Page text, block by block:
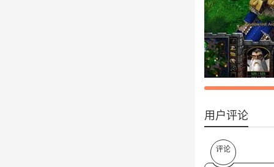
用户评论
评论